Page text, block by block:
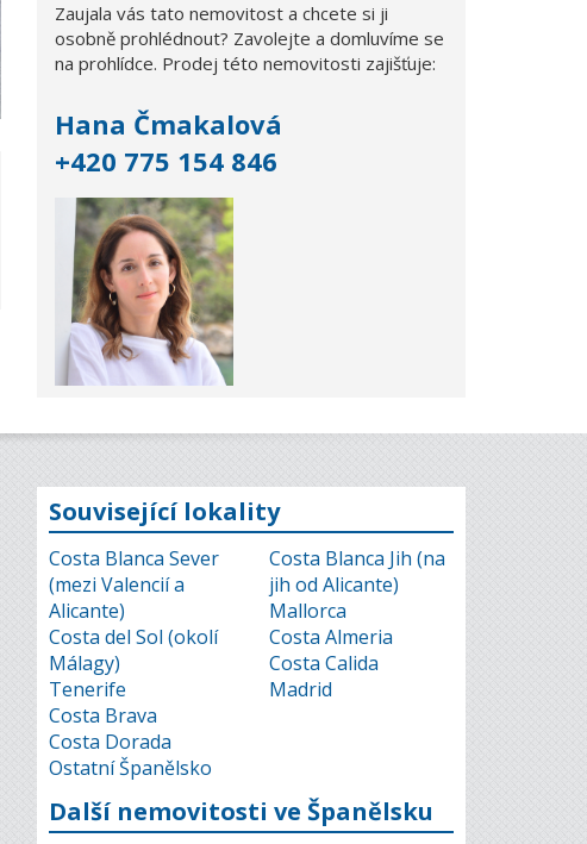
Zaujala vás tato nemovitost a chcete si ji
osobně prohlédnout? Zavolejte a domluvíme se
na prohlídce. Prodej této nemovitosti zajišťuje:
Hana Čmakalová
+420 775 154 846
Související lokality
Costa Blanca Sever
(mezi Valencií a
Alicante)
Costa del Sol (okolí
Málagy)
Tenerife
Costa Brava
Costa Dorada
Ostatní Španělsko
Costa Blanca Jih (na
jih od Alicante)
Mallorca
Costa Almeria
Costa Calida
Madrid
Další nemovitosti ve Španělsku